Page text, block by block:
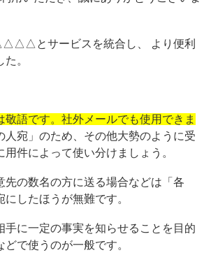
とサービスを統合し、 より便利
。
敬語です。社外メールでも使用できま
人宛」のため、その他大勢のように受
件によって使い分けましょう。
先の数名の方に送る場合などは「各
したほうが無難です。
手に一定の事実を知らせることを目的
で使うのが一般です。